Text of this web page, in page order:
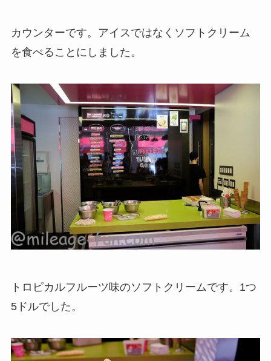
カウンターです。アイスではなくソフトクリーム
を食べることにしました。
トロピカルフルーツ味のソフトクリームです。1つ
5ドルでした。